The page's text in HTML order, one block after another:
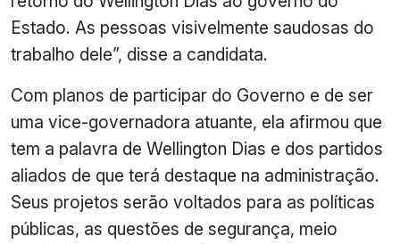
Estado. As pessoas visivelmente saudosas do
trabalho dele”, disse a candidata.
Com planos de participar do Governo e de ser
uma vice-governadora atuante, ela afirmou que
tem a palavra de Wellington Dias e dos partidos
aliados de que terá destaque na administração.
Seus projetos serão voltados para as políticas
públicas, as questões de segurança, meio